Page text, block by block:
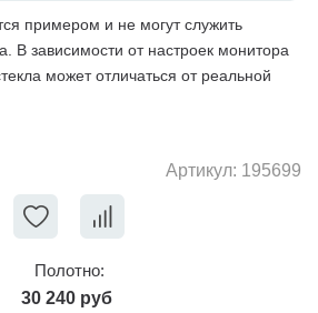
примером и не могут служить
В зависимости от настроек монитора
может отличаться от реальной
Артикул: 195699
Полотно:
30 240 руб